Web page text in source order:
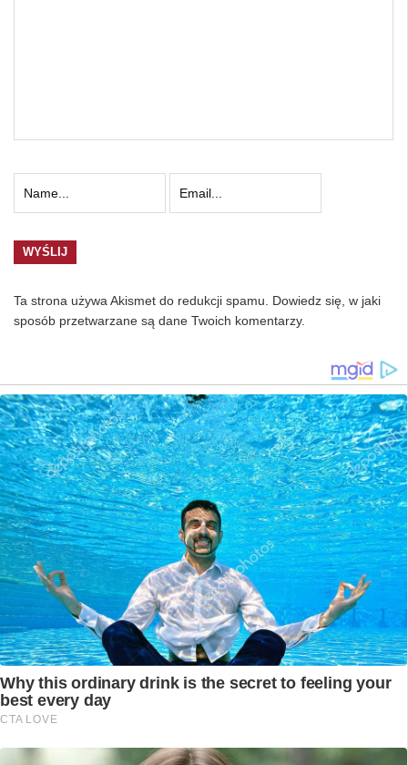
Ta strona używa Akismet do redukcji spamu. Dowiedz się, w jaki
sposób przetwarzane są dane Twoich komentarzy.